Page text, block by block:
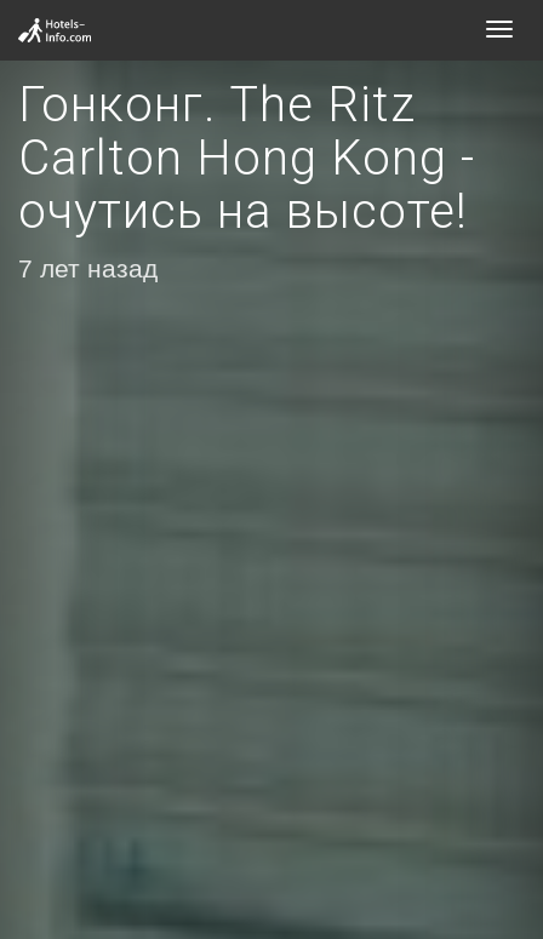
Гонконг. The Ritz
Carlton Hong Kong -
очутись на высоте!
7 лет назад